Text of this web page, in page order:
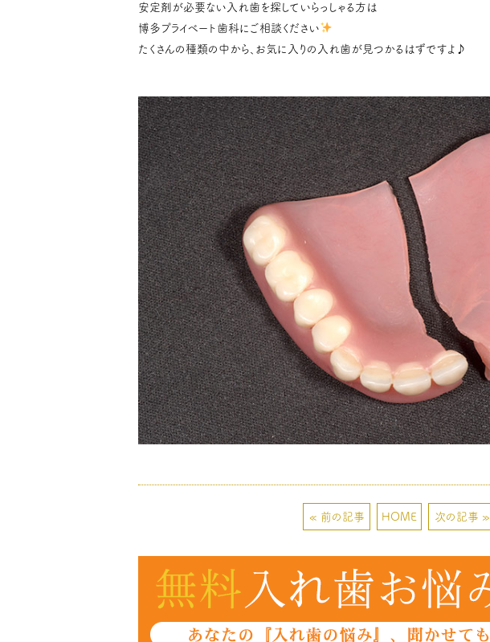
安定剤が必要ない入れ歯を探していらっしゃる方は
博多プライベート歯科にご相談ください
たくさんの種類の中から、お気に入りの入れ歯が見つかるはずですよ♪
« 前の記事 HOME 次の記事 »